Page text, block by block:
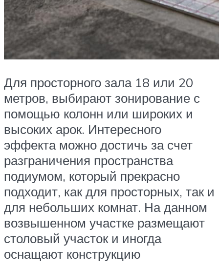
Для просторного зала 18 или 20
метров, выбирают зонирование с
помощью колонн или широких и
высоких арок. Интересного
эффекта можно достичь за счет
разграничения пространства
подиумом, который прекрасно
подходит, как для просторных, так и
для небольших комнат. На данном
возвышенном участке размещают
столовый участок и иногда
оснащают конструкцию